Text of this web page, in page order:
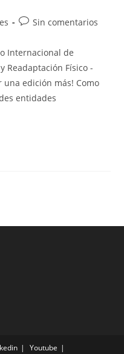
Sin comentarios
Internacional de
Readaptación Físico -
una edición más! Como
entidades
Youtube